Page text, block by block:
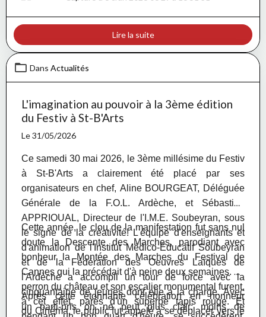
Lire la suite
Dans Actualités
L'imagination au pouvoir à la 3ème édition
du Festiv à St-B'Arts
Le 31/05/2026
Ce samedi 30 mai 2026, le 3ème millésime du Festiv
à St-B'Arts a clairement été placé par ses
organisateurs en chef, Aline BOURGEAT, Déléguée
Générale de la F.O.L. Ardèche, et Sébastien
APPRIOUAL, Directeur de l'I.M.E. Soubeyran, sous
le signe de la créativité! L'équipe d'enseignants et
d'animation del'Institut Médico-Educatif Soubeyran
et de la Fédération des Oeuvres Laïques de
l'Ardèche a accompli un tour de force avec la
cinquantaine de jeunes dont elle a la charge. Avec
un parti-pris on ne peut plus clair: moins de
Cette année, le clou de la manifestation fut sans nul
doute la Descente des Marches, parodiant avec
bonheur la Montée des Marches du Festival de
Cannes qui la précédait d'à peine deux semaines. Le
perron du château et son escalier monumental furent,
à cet effet, parés d'un superbe tapis rouge. Et
Après cette étonnante célébration en honneur
du Cinéma, le public fut appelé à se déplacer vers le